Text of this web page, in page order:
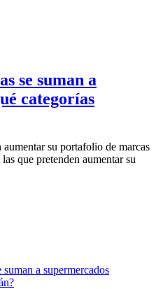
se suman a
categorías
aumentar su portafolio de marcas
que pretenden aumentar su